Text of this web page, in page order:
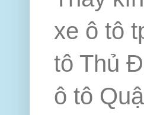
xe ô tô
tô Thủ
ô tô